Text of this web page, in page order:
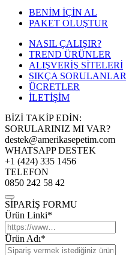
BENİM İÇİN AL
PAKET OLUŞTUR
NASIL ÇALIŞIR?
TREND ÜRÜNLER
ALIŞVERİŞ SİTELERİ
SIKÇA SORULANLAR
ÜCRETLER
İLETİŞİM
BİZİ TAKİP EDİN:
SORULARINIZ MI VAR?
destek@amerikasepetim.com
WHATSAPP DESTEK
+1 (424) 335 1456
TELEFON
0850 242 58 42
SİPARİŞ FORMU
Ürün Linki*
Ürün Adı*